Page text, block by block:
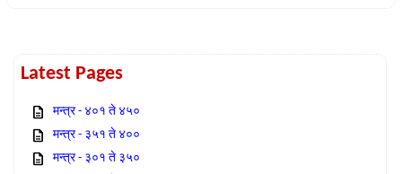
Latest Pages
मन्त्र - ४०१ ते ४५०
मन्त्र - ३५१ ते ४००
मन्त्र - ३०१ ते ३५०